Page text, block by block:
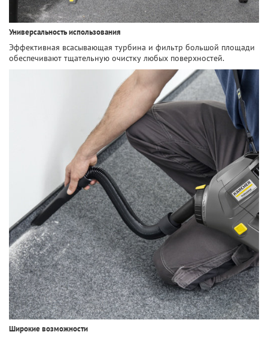
Универсальность использования
Эффективная всасывающая турбина и фильтр большой площади
обеспечивают тщательную очистку любых поверхностей.
Широкие возможности